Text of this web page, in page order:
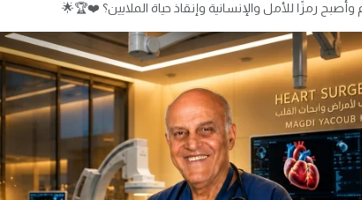
وأصبح رمزًا للأمل والإنسانية وإنقاذ حياة الملايين؟ ❤️🏆🌟